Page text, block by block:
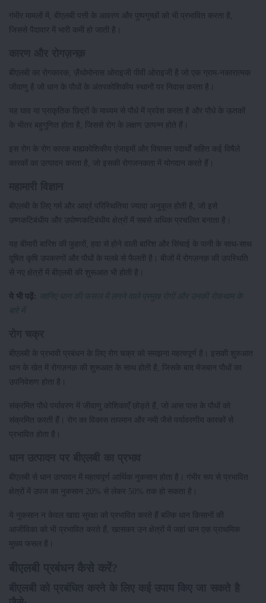
गंभीर मामलों में, बीएलबी पत्ती के आवरण और पुष्पगुच्छों को भी प्रभावित करता है,
जिससे पैदावार में भारी कमी हो जाती है।
बीएलबी का रोगकारक, ज़ैंथोमोनास ओराइजी पीवी ओराइजी है जो एक ग्राम-नकारात्मक
जीवाणु है जो धान के पौधों के अंतरकोशिकीय स्थानों पर निवास करता है।
यह घाव या प्राकृतिक छिद्रों के माध्यम से पौधे में प्रवेश करता है और पौधे के ऊतकों
के भीतर बहुगुणित होता है, जिससे रोग के लक्षण उत्पन्न होते हैं।
इस रोग के रोग कारक बाह्यकोशिकीय एंजाइमों और विषाक्त पदार्थों सहित कई विषैले
कारकों का उत्पादन करता है, जो इसकी रोगजनकता में योगदान करते हैं।
बीएलबी के लिए गर्म और आर्द्र परिस्थितिया ज्यादा अनुकूल होती है, जो इसे
उष्णकटिबंधीय और उपोष्णकटिबंधीय क्षेत्रों में सबसे अधिक प्रचलित बनाता है।
यह बीमारी बारिश की फुहारों, हवा से होने वाली बारिश और सिंचाई के पानी के साथ-साथ
दूषित कृषि उपकरणों और पौधों के मलबे से फैलती है। बीजों में रोगज़नक़ की उपस्थिति
से नए क्षेत्रों में बीएलबी की शुरूआत भी होती है।
ये भी पढ़ें:
जानिए धान की फसल में लगने वाले प्रमुख रोगों और उनकी रोकथाम के
बारे में
बीएलबी के प्रभावी प्रबंधन के लिए रोग चक्र को समझना महत्वपूर्ण है। इसकी शुरुआत
धान के खेत में रोगज़नक़ की शुरूआत के साथ होती है, जिसके बाद मेजबान पौधों का
उपनिवेशण होता है।
संक्रमित पौधे पर्यावरण में जीवाणु कोशिकाएँ छोड़ते हैं, जो आस पास के पौधों को
संक्रमित करती हैं। रोग का विकास तापमान और नमी जैसे पर्यावरणीय कारकों से
प्रभावित होता है।
बीएलबी से धान उत्पादन में महत्वपूर्ण आर्थिक नुकसान होता है। गंभीर रूप से प्रभावित
क्षेत्रों में उपज का नुकसान 20% से लेकर 50% तक हो सकता है।
ये नुकसान न केवल खाद्य सुरक्षा को प्रभावित करते हैं बल्कि धान किसानों की
आजीविका को भी प्रभावित करते हैं, खासकर उन क्षेत्रों में जहां धान एक प्राथमिक
मुख्य फसल है।